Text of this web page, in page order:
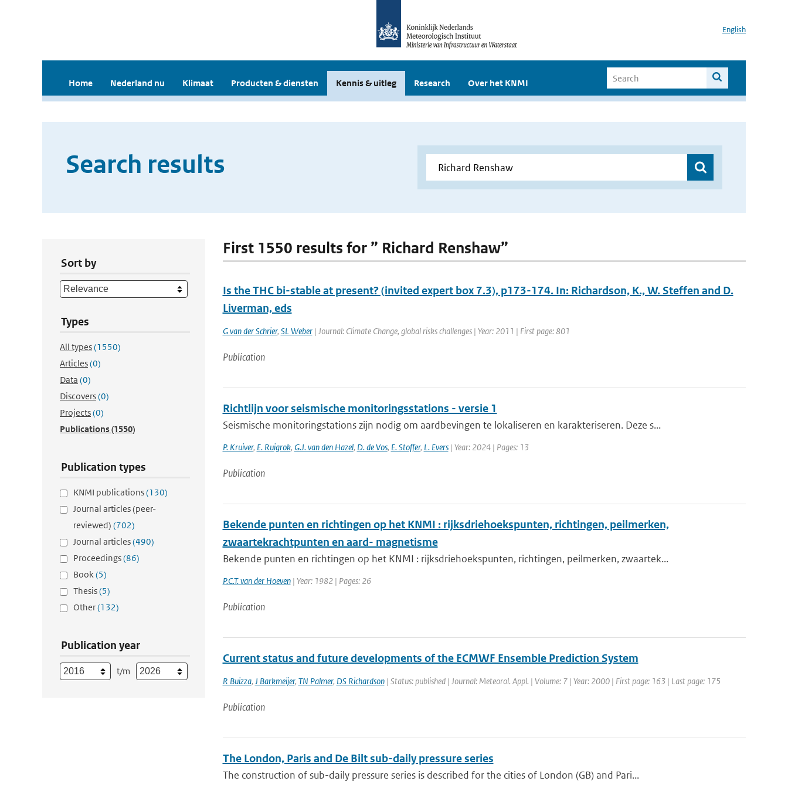
English
Home Nederland nu Klimaat Producten & diensten Kennis & uitleg Research Over het KNMI
Search results
Sort by
Types
All types(1550)
Articles(0)
Data (0)
Discovers(0)
Projects(0)
Publications(1550)
Publication types
KNMI publications(130)
Journal articles (peer-
reviewed) (702)
Journal articles(490)
Proceedings(86)
Book(5)
Thesis(5)
Other(132)
Publication year
t/m
First 1550 results for ” Richard Renshaw”
Is the THC bi-stable at present? (invited expert box 7.3), p173-174. In: Richardson, K., W. Steffen and D.
Liverman, eds
G van der Schrier, SL Weber| Journal: Climate Change, global risks challenges | Year: 2011 | First page: 801
Publication
Richtlijn voor seismische monitoringsstations - versie 1
Seismische monitoringstations zijn nodig om aardbevingen te lokaliseren en karakteriseren. Deze s...
P. Kruiver, E. Ruigrok, G.J. van den Hazel, D. de Vos, E. Stoffer, L. Evers| Year: 2024 | Pages: 13
Publication
Bekende punten en richtingen op het KNMI : rijksdriehoekspunten, richtingen, peilmerken,
zwaartekrachtpunten en aard- magnetisme
Bekende punten en richtingen op het KNMI : rijksdriehoekspunten, richtingen, peilmerken, zwaartek...
P.C.T. van der Hoeven| Year: 1982 | Pages: 26
Publication
Current status and future developments of the ECMWF Ensemble Prediction System
R Buizza, J Barkmeijer, TN Palmer, DS Richardson| Status: published | Journal: Meteorol. Appl. | Volume: 7 | Year: 2000 | First page: 163 | Last page: 175
Publication
The London, Paris and De Bilt sub-daily pressure series
The construction of sub-daily pressure series is described for the cities of London (GB) and Pari...